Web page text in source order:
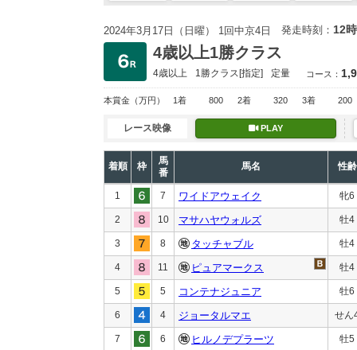
2024年3月17日（日曜） 1回中京4日 発走時刻： 12
4歳以上1勝クラス
4歳以上 1勝クラス[指定] 定量 コース：
本賞金 （万円） 1着 800 2着 320 3着 200
レース映像 PLAY
着順 枠
馬
番
馬名 性齢
1 7 ワイドアウェイク 牝6
2 10 マサハヤウォルズ 牡4
3 8 タッチャブル 牡4
4 11 ピュアマークス 牡4
5 5 コンテナジュニア 牡6
6 4 ジョータルマエ せん
7 6 ヒルノデプラーツ 牡5